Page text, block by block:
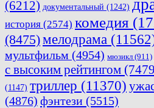
(6212) документальный (1242)
история (2574) комедия
(8475)мелодрама
мультфильм (4954) мюзикл (911)
с высоким рейтингом
(1147) триллер (11370)
(4876) фэнтези (5515)